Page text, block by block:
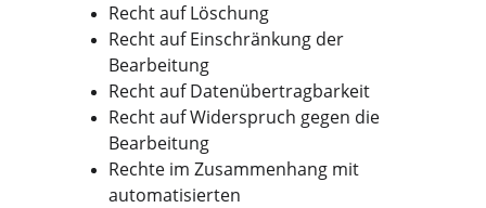
Recht auf Löschung
Recht auf Einschränkung der
Bearbeitung
Recht auf Datenübertragbarkeit
Recht auf Widerspruch gegen die
Bearbeitung
Rechte im Zusammenhang mit
automatisierten